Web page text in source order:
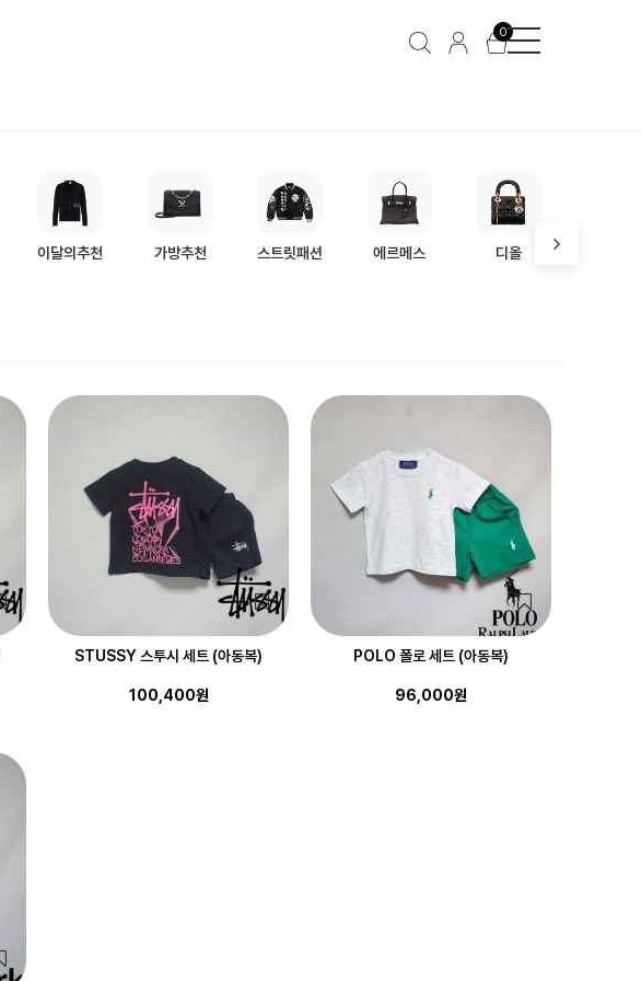
0
이달의추천 가방추천 스트릿패션 에르메스 디올
STUSSY 스투시 세트 (아동복)
100,400원
POLO 폴로 세트 (아동복)
96,000원